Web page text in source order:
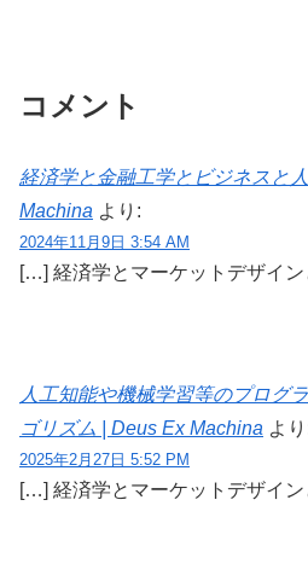
コメント
経済学と金融工学とビジネスと
Machina より:
2024年11月9日 3:54 AM
[…] 経済学とマーケットデザイ
人工知能や機械学習等のプログ
ゴリズム | Deus Ex Machina よ
2025年2月27日 5:52 PM
[…] 経済学とマーケットデザイ